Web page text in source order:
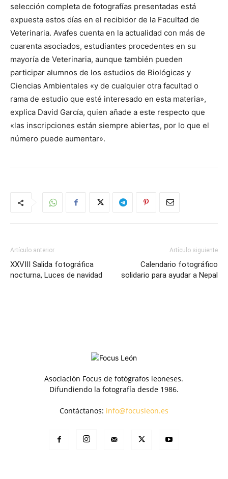
selección completa de fotografías presentadas está
expuesta estos días en el recibidor de la Facultad de
Veterinaria. Avafes cuenta en la actualidad con más de
cuarenta asociados, estudiantes procedentes en su
mayoría de Veterinaria, aunque también pueden
participar alumnos de los estudios de Biológicas y
Ciencias Ambientales «y de cualquier otra facultad o
rama de estudio que esté interesado en esta materia»,
explica David García, quien añade a este respecto que
«las inscripciones están siempre abiertas, por lo que el
número puede aumentar».
Artículo anterior
XXVIII Salida fotográfica
nocturna, Luces de navidad
Artículo siguiente
Calendario fotográfico
solidario para ayudar a Nepal
Asociación Focus de fotógrafos leoneses.
Difundiendo la fotografía desde 1986.
Contáctanos: info@focusleon.es